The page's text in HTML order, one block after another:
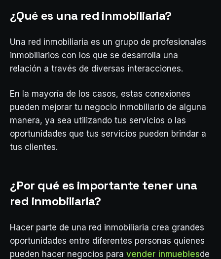
¿Qué es una red inmobiliaria?
Una red inmobiliaria es un grupo de profesionales
inmobiliarios con los que se desarrolla una
relación a través de diversas interacciones.
En la mayoría de los casos, estas conexiones
pueden mejorar tu negocio inmobiliario de alguna
manera, ya sea utilizando tus servicios o las
oportunidades que tus servicios pueden brindar a
tus clientes.
¿Por qué es importante tener una
red inmobiliaria?
Hacer parte de una red inmobiliaria crea grandes
oportunidades entre diferentes personas quienes
pueden hacer negocios para vender inmueblesde